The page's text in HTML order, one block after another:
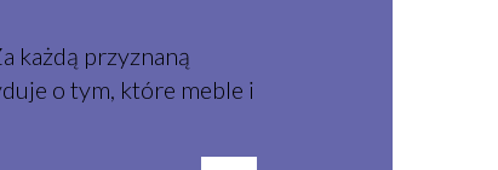
każdą przyznaną
o tym, które meble i